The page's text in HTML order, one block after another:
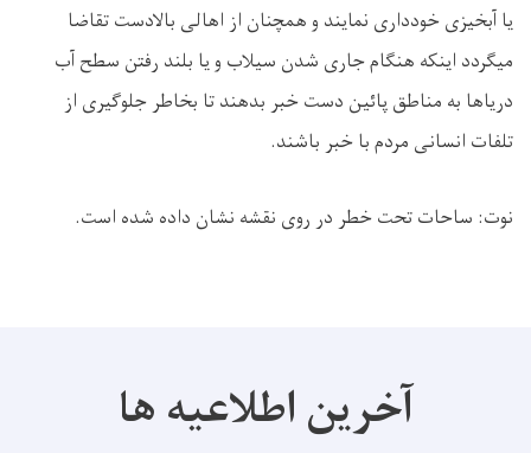
یا آبخیزی خودداری نمایند و همچنان از اهالی بالادست تقاضا
میگردد اینکه هنگام جاری شدن سیلاب و یا بلند رفتن سطح آب
دریاها به مناطق پائین دست خبر بدهند تا بخاطر جلوگیری از
تلفات انسانی مردم با خبر باشند.
نوت: ساحات تحت خطر در روی نقشه نشان داده شده است.
آخرین اطلاعیه ها